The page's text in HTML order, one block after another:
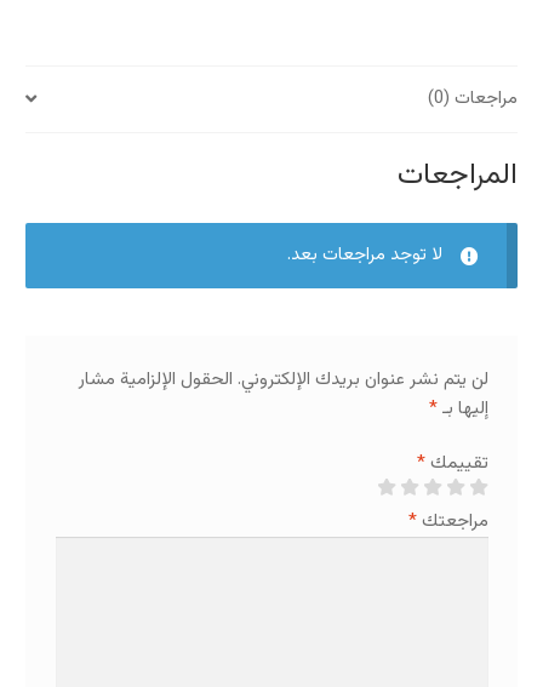
مراجعات (0)
المراجعات
لا توجد مراجعات بعد.
لن يتم نشر عنوان بريدك الإلكتروني. الحقول الإلزامية مشار
إليها بـ*
تقييمك*
مراجعتك*